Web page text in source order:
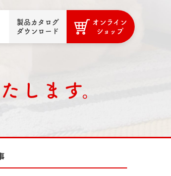
製品カタログ
ダウンロード
オンライン
ショップ
します。